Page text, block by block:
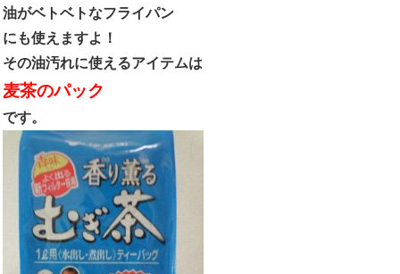
油がベトベトなフライパン
にも使えますよ！
その油汚れに使えるアイテムは
麦茶のパック
です。